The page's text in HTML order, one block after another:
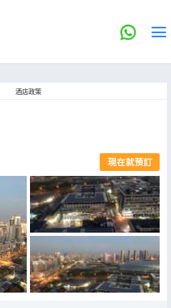
酒店政策
現在就預訂